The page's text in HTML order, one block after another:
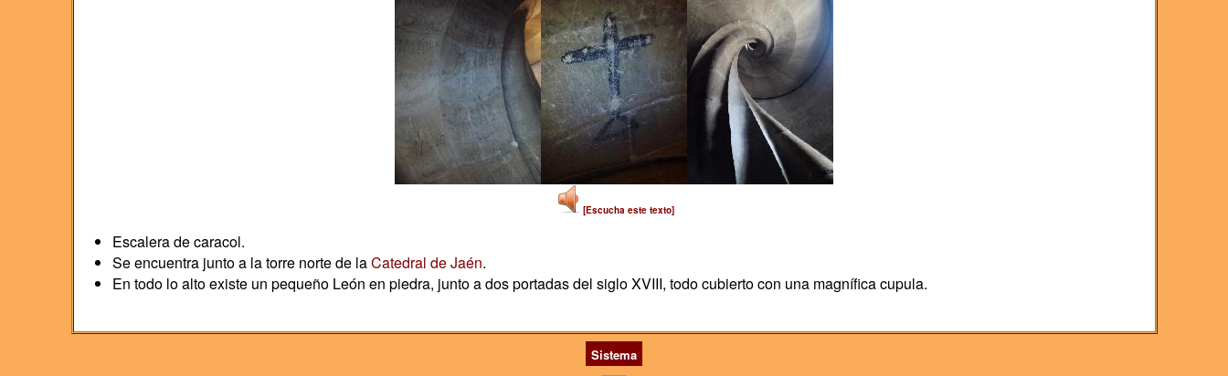
[Escucha este texto]
Escalera de caracol.
Se encuentra junto a la torre norte de laCatedral de Jaén.
En todo lo alto existe un pequeño León en piedra, junto a dos portadas del siglo XVIII, todo cubierto con una magnífica cupula.
Sistema